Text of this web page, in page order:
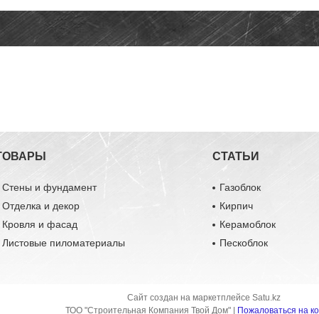
Стены и фундамент
Отделка и декор
Кровля и фасад
Листовые пиломатериалы
СТАТЬИ
Газоблок
Кирпич
Керамоблок
Пескоблок
Сайт создан на маркетплейсе Satu.kz
Пожаловаться на